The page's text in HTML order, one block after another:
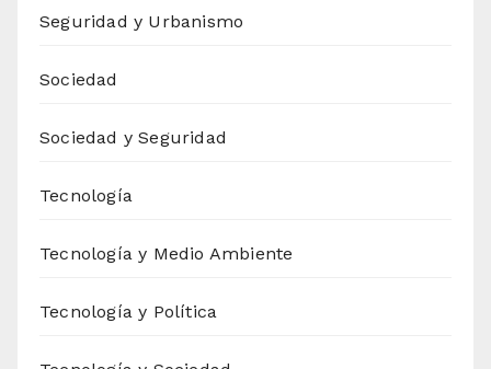
Seguridad y Urbanismo
Sociedad
Sociedad y Seguridad
Tecnología
Tecnología y Medio Ambiente
Tecnología y Política